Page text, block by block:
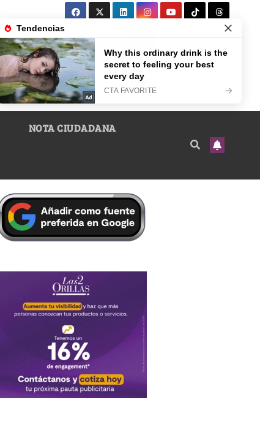
NOTA CIUDADANA